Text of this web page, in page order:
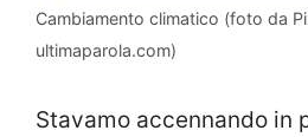
Cambiamento climatico (foto da
ultimaparola.com)
Stavamo accennando in